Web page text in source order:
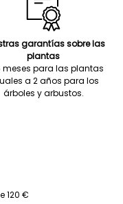
garantías sobre las
plantas
meses para las plantas
a 2 años para los
árboles y arbustos.
120 €